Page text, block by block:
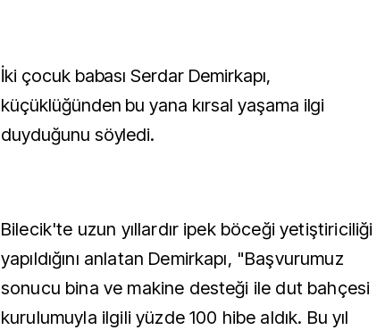
İki çocuk babası Serdar Demirkapı,
küçüklüğünden bu yana kırsal yaşama ilgi
duyduğunu söyledi.
Bilecik'te uzun yıllardır ipek böceği yetiştiriciliği
yapıldığını anlatan Demirkapı, "Başvurumuz
sonucu bina ve makine desteği ile dut bahçesi
kurulumuyla ilgili yüzde 100 hibe aldık. Bu yıl